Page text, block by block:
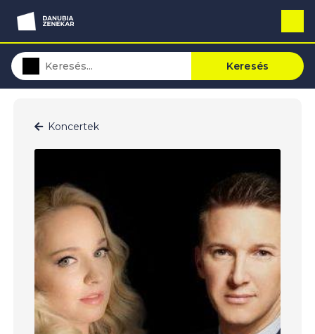
Keresés
Koncertek